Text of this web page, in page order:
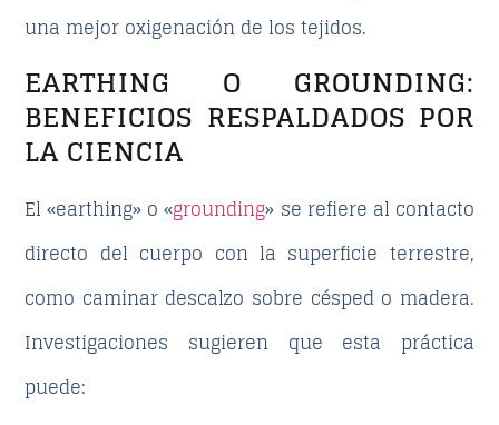
una mejor oxigenación de los tejidos.
EARTHING O GROUNDING:
BENEFICIOS RESPALDADOS POR
LA CIENCIA
El «earthing» o «grounding» se refiere al contacto
directo del cuerpo con la superficie terrestre,
como caminar descalzo sobre césped o madera.
Investigaciones sugieren que esta práctica
puede: